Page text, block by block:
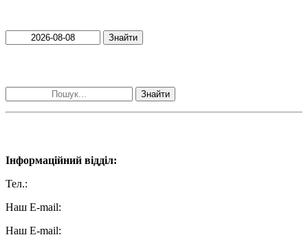
Знайти
Знайти
Інформаційний відділ:
Тел.:
Наш E-mail:
Наш E-mail: